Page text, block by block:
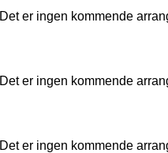
Det er ingen kommende
Det er ingen kommende
Det er ingen kommende